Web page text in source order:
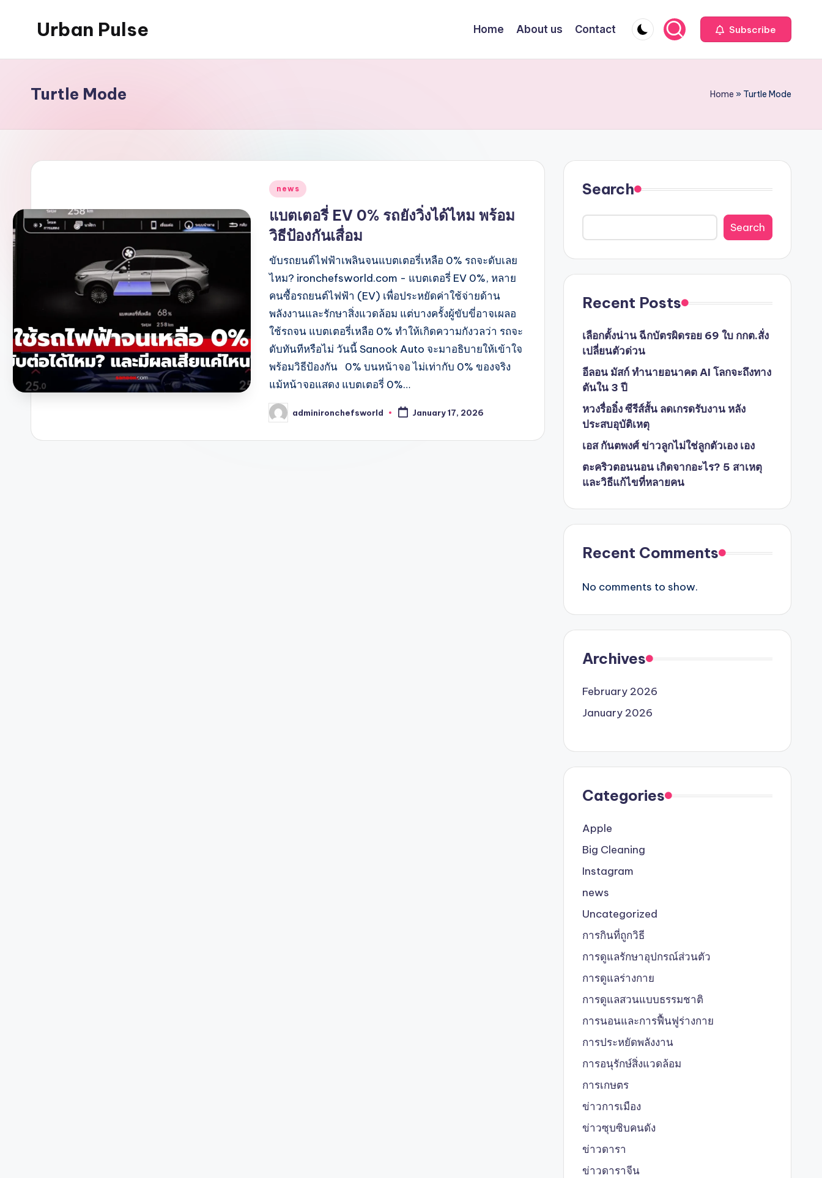
Urban Pulse Home About us Contact Subscribe
Turtle Mode Home » Turtle Mode
Posted
news
แบตเตอรี่ EV 0% รถยังวิ่งได้ไหม พร้อม
วิธีป้องกันเสื่อม
ขับรถยนต์ไฟฟ้าเพลินจนแบตเตอรี่เหลือ 0% รถจะดับเลย
ไหม? ironchefsworld.com - แบตเตอรี่ EV 0%, หลาย
คนซื้อรถยนต์ไฟฟ้า (EV) เพื่อประหยัดค่าใช้จ่ายด้าน
พลังงานและรักษาสิ่งแวดล้อม แต่บางครั้งผู้ขับขี่อาจเผลอ
ใช้รถจน แบตเตอรี่เหลือ 0% ทำให้เกิดความกังวลว่า รถจะ
ดับทันทีหรือไม่ วันนี้ Sanook Auto จะมาอธิบายให้เข้าใจ
พร้อมวิธีป้องกัน 0% บนหน้าจอ ไม่เท่ากับ 0% ของจริง
แม้หน้าจอแสดง แบตเตอรี่ 0%…
Posted
by
adminironchefsworld January 17, 2026
Search
Search
Recent Posts
เลือกตั้งน่าน ฉีกบัตรผิดรอย 69 ใบ กกต.สั่ง
เปลี่ยนตัวด่วน
อีลอน มัสก์ ทำนายอนาคต AI โลกจะถึงทาง
ตันใน 3 ปี
หวงรื่ออิ๋ง ซีรีส์สั้น ลดเกรดรับงาน หลัง
ประสบอุบัติเหตุ
เอส กันตพงศ์ ข่าวลูกไม่ใช่ลูกตัวเอง เอง
ตะคริวตอนนอน เกิดจากอะไร? 5 สาเหตุ
และวิธีแก้ไขที่หลายคน
Recent Comments
No comments to show.
Archives
February 2026
January 2026
Categories
Apple
Big Cleaning
Instagram
news
Uncategorized
การกินที่ถูกวิธี
การดูแลรักษาอุปกรณ์ส่วนตัว
การดูแลร่างกาย
การดูแลสวนแบบธรรมชาติ
การนอนและการฟื้นฟูร่างกาย
การประหยัดพลังงาน
การอนุรักษ์สิ่งแวดล้อม
การเกษตร
ข่าวการเมือง
ข่าวซุบซิบคนดัง
ข่าวดารา
ข่าวดาราจีน